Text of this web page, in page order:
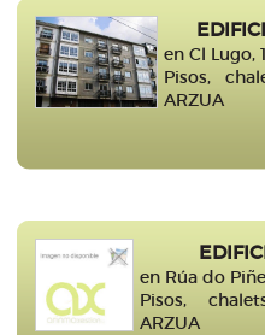
en Cl
Pisos,
ARZUA
en Rúa do
Pisos,
ARZUA